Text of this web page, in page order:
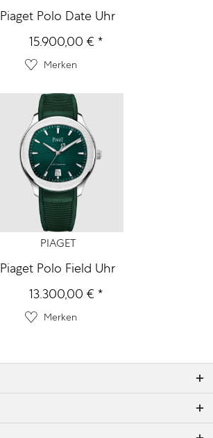
Piaget Polo Date Uhr
15.900,00 € *
Merken
PIAGET
Piaget Polo Field Uhr
13.300,00 € *
Merken